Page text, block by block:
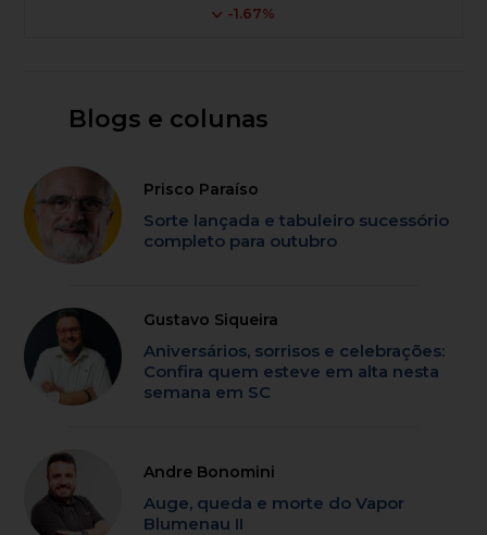
-1.67%
Blogs e colunas
Prisco Paraíso
Sorte lançada e tabuleiro sucessório
completo para outubro
Gustavo Siqueira
Aniversários, sorrisos e celebrações:
Confira quem esteve em alta nesta
semana em SC
Andre Bonomini
Auge, queda e morte do Vapor
Blumenau II